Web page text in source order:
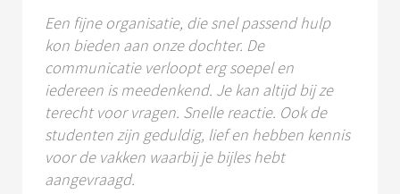
Een fijne organisatie, die snel passend hulp
kon bieden aan onze dochter. De
communicatie verloopt erg soepel en
iedereen is meedenkend. Je kan altijd bij ze
terecht voor vragen. Snelle reactie. Ook de
studenten zijn geduldig, lief en hebben kennis
voor de vakken waarbij je bijles hebt
aangevraagd.